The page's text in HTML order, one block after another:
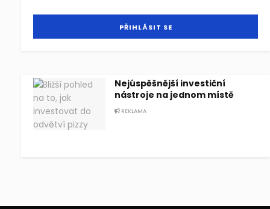
Nejúspěšnější investiční
nástroje na jednom místě
REKLAMA